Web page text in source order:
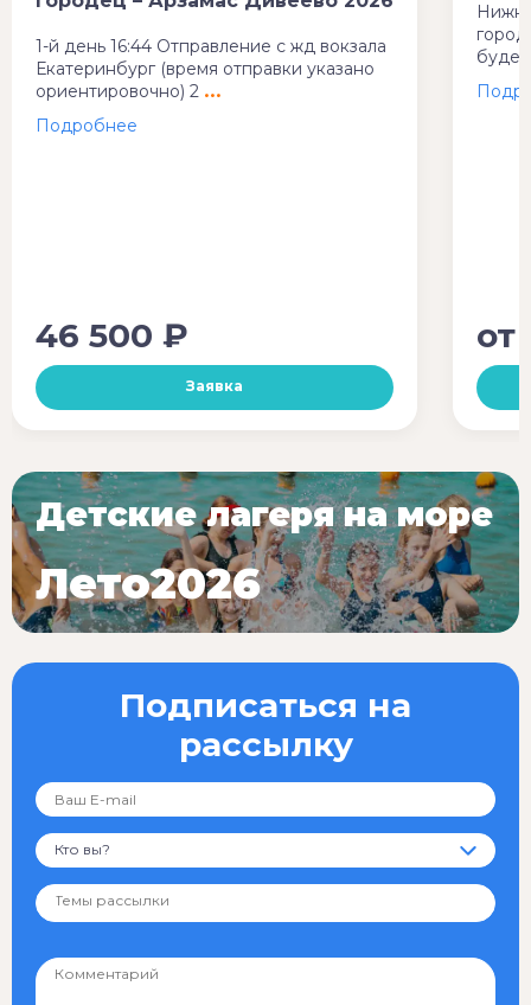
1-й день 16:44 Отправление с жд вокзала
Екатеринбург (время отправки указано
ориентировочно) 2
46 500 ₽
Заявка
от
Подписаться на
рассылку
Кто вы?
Детские лагеря на море
Лето2026